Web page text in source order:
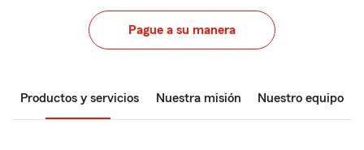
Pague a su manera
Productos y servicios Nuestra misión Nuestro equipo